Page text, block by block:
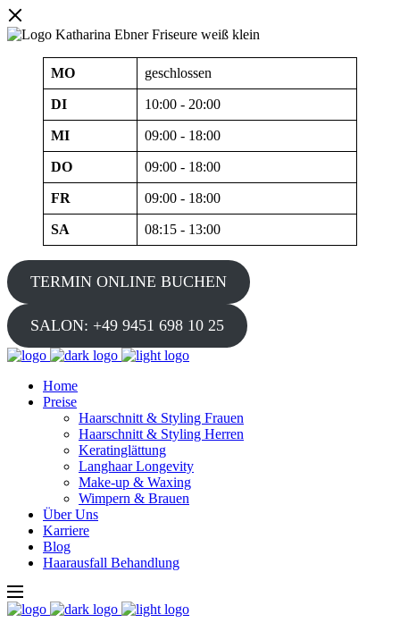
MO geschlossen
DI 10:00 - 20:00
MI 09:00 - 18:00
DO 09:00 - 18:00
FR 09:00 - 18:00
SA 08:15 - 13:00
TERMIN ONLINE BUCHEN
SALON: +49 9451 698 10 25
Home
Preise
Haarschnitt & Styling Frauen
Haarschnitt & Styling Herren
Keratinglättung
Langhaar Longevity
Make-up & Waxing
Wimpern & Brauen
Über Uns
Karriere
Blog
Haarausfall Behandlung